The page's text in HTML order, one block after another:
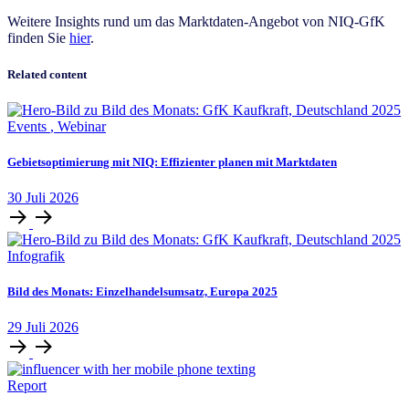
Weitere Insights rund um das Marktdaten-Angebot von NIQ-GfK
finden Sie hier.
Related content
Events , Webinar
Gebietsoptimierung mit NIQ: Effizienter planen mit Marktdaten
30 Juli 2026
Infografik
Bild des Monats: Einzelhandelsumsatz, Europa 2025
29 Juli 2026
Report